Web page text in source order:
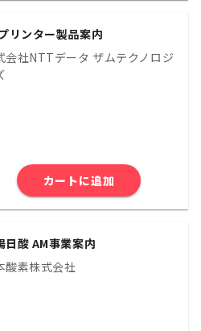
リンター製品案内
会社NTTデータ ザムテクノロジ
カートに追加
日酸 AM事業案内
酸素株式会社